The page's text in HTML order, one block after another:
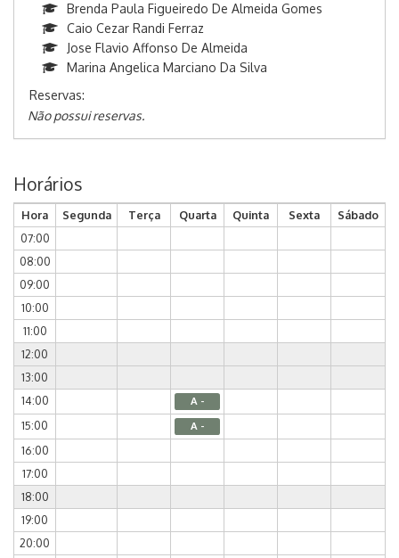
Brenda Paula Figueiredo De Almeida Gomes
Caio Cezar Randi Ferraz
Jose Flavio Affonso De Almeida
Marina Angelica Marciano Da Silva
Reservas:
Não possui reservas.
Horários
Hora Segunda Terça Quarta Quinta Sexta
Sábado
07:00
08:00
09:00
10:00
11:00
12:00
13:00
14:00
A -
15:00 A -
16:00
17:00
18:00
19:00
20:00